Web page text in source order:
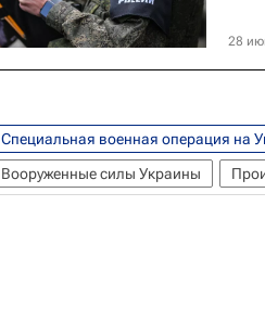
28
Специальная военная операция на
Вооруженные силы Украины